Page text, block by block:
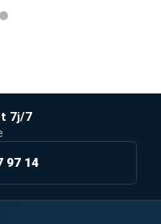
7j/7
97 14